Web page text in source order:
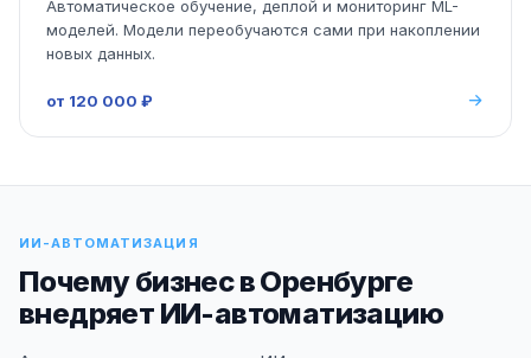
Автоматическое обучение, деплой и мониторинг ML-
моделей. Модели переобучаются сами при накоплении
новых данных.
от 120 000 ₽
ИИ-АВТОМАТИЗАЦИЯ
Почему бизнес в Оренбурге
внедряет ИИ-автоматизацию